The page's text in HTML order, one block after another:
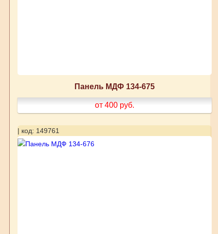
Панель МДФ 134-675
от 400 руб.
| код: 149761